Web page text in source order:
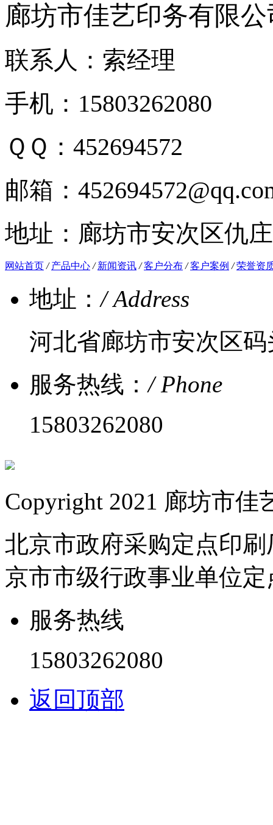
廊坊市佳艺印务有限公
联系人：索经理
手机：15803262080
ＱＱ：452694572
邮箱：
地址：廊坊市安次区仇
网站首页 / 产品中心 / 新闻资讯 / 客户分布 / 客户案例 / 荣誉资
地址：/ Address
河北省廊坊市安次区码
服务热线：/ Phone
15803262080
Copyright 2021 廊坊市
北京市政府采购定点印
京市市级行政事业单位
服务热线
15803262080
返回顶部